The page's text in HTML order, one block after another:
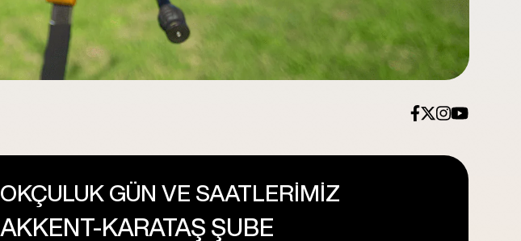
OKÇULUK GÜN VE SAATLERİMİZ
AKKENT-KARATAŞ ŞUBE